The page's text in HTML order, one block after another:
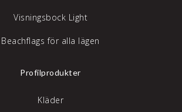
Visningsbock Light
Beachflags för alla lägen
Profilprodukter
Kläder